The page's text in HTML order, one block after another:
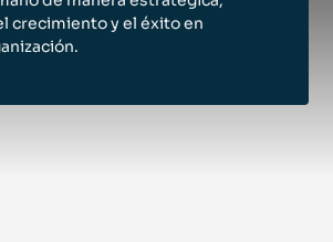
mercado de criptoactivos
crecimiento y el éxito en